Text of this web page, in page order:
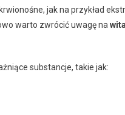
jak na przykład
warto zwrócić uwagę na
substancje, takie jak: